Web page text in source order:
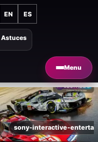
EN ES
Menu
Astuces
sony-interactive-